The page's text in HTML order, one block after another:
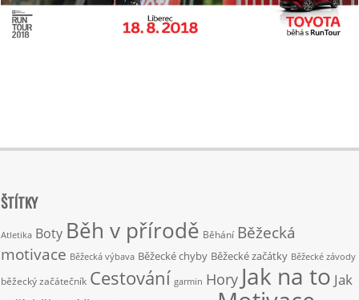
ŠTÍTKY
Atletika Boty Běh v přírodě Běhání Běžecká
motivace Běžecká výbava Běžecké chyby Běžecké začátky Běžecké závody
běžecký začátečník Cestování garmin Hory Jak na to Jak